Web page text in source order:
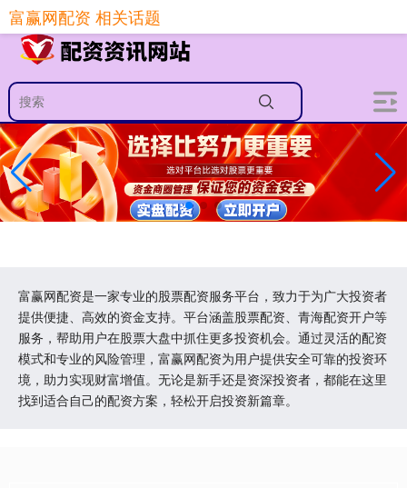
-->
富赢网配资是一家专业的股票配资服务平台，致力于为广大投资者
提供便捷、高效的资金支持。平台涵盖股票配资、青海配资开户等
服务，帮助用户在股票大盘中抓住更多投资机会。通过灵活的配资
模式和专业的风险管理，富赢网配资为用户提供安全可靠的投资环
境，助力实现财富增值。无论是新手还是资深投资者，都能在这里
找到适合自己的配资方案，轻松开启投资新篇章。
富赢网配资 相关话题